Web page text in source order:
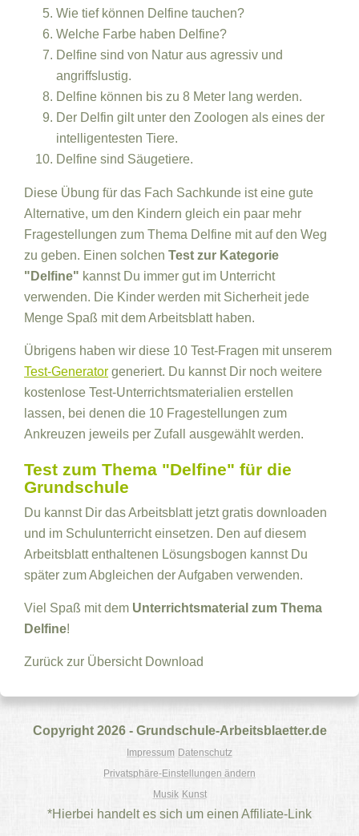
Wie tief können Delfine tauchen?
Welche Farbe haben Delfine?
Delfine sind von Natur aus agressiv und
angriffslustig.
Delfine können bis zu 8 Meter lang werden.
Der Delfin gilt unter den Zoologen als eines der
intelligentesten Tiere.
Delfine sind Säugetiere.
Diese Übung für das Fach Sachkunde ist eine gute
Alternative, um den Kindern gleich ein paar mehr
Fragestellungen zum Thema Delfine mit auf den Weg
zu geben. Einen solchen Test zur Kategorie
"Delfine" kannst Du immer gut im Unterricht
verwenden. Die Kinder werden mit Sicherheit jede
Menge Spaß mit dem Arbeitsblatt haben.
Übrigens haben wir diese 10 Test-Fragen mit unserem
Test-Generator generiert. Du kannst Dir noch weitere
kostenlose Test-Unterrichtsmaterialien erstellen
lassen, bei denen die 10 Fragestellungen zum
Ankreuzen jeweils per Zufall ausgewählt werden.
Test zum Thema "Delfine" für die
Grundschule
Du kannst Dir das Arbeitsblatt jetzt gratis downloaden
und im Schulunterricht einsetzen. Den auf diesem
Arbeitsblatt enthaltenen Lösungsbogen kannst Du
später zum Abgleichen der Aufgaben verwenden.
Viel Spaß mit dem Unterrichtsmaterial zum Thema
Delfine!
Zurück zur Übersicht Download
Copyright 2026 - Grundschule-Arbeitsblaetter.de
Impressum Datenschutz
Privatsphäre-Einstellungen ändern
Musik Kunst
*Hierbei handelt es sich um einen Affiliate-Link